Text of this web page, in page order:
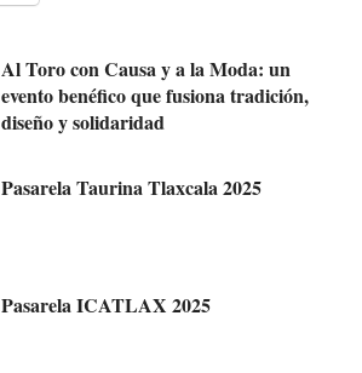
Al Toro con Causa y a la Moda: un
evento benéfico que fusiona tradición,
diseño y solidaridad
Pasarela Taurina Tlaxcala 2025
Pasarela ICATLAX 2025